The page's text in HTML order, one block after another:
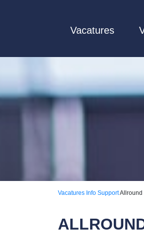
Vacatures
Vacatures Info SupportAllround